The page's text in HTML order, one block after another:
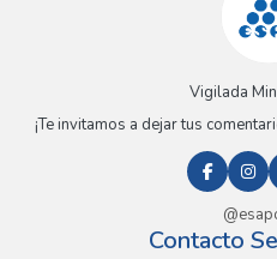
Vigilada
¡Te invitamos a dejar tus
Contacto